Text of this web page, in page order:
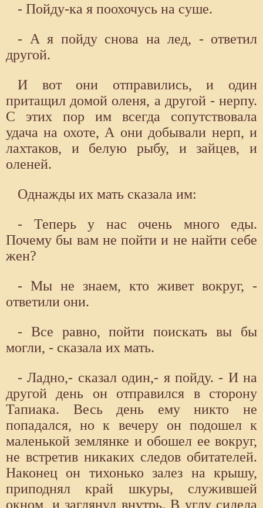
- Пойду-ка я поохочусь на суше.
- А я пойду снова на лед, - ответил
другой.
И вот они отправились, и один
притащил домой оленя, а другой - нерпу.
С этих пор им всегда сопутствовала
удача на охоте, А они добывали нерп, и
лахтаков, и белую рыбу, и зайцев, и
оленей.
Однажды их мать сказала им:
- Теперь у нас очень много еды.
Почему бы вам не пойти и не найти себе
жен?
- Мы не знаем, кто живет вокруг, -
ответили они.
- Все равно, пойти поискать вы бы
могли, - сказала их мать.
- Ладно,- сказал один,- я пойду. - И на
другой день он отправился в сторону
Тапиака. Весь день ему никто не
попадался, но к вечеру он подошел к
маленькой землянке и обошел ее вокруг,
не встретив никаких следов обитателей.
Наконец он тихонько залез на крышу,
приподнял край шкуры, служившей
окном, и заглянул внутрь. В углу сидела